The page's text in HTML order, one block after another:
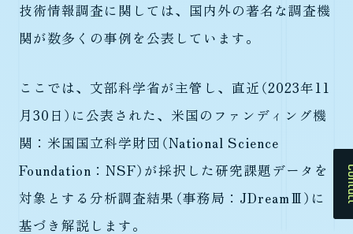
技術情報調査に関しては、国内外の著名な調査機
関が数多くの事例を公表しています。
ここでは、文部科学省が主管し、直近（2023年11
月30日）に公表された、米国のファンディング機
関：米国国立科学財団（National Science
Foundation：NSF）が採択した研究課題データを
対象とする分析調査結果（事務局：JDreamⅢ）に
基づき解説します。